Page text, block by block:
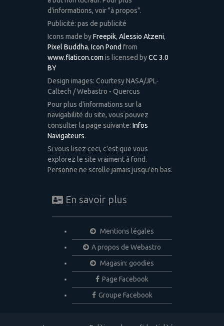
d'informations, voir "à propos".
Publicité: pas de publicité
Icons made byFreepik, Alessio Atzeni,
Pixel Buddha, Icon Pond from
www.flaticon.com is licensed byCC 3.0
BY
Design images: Courtesy NASA/JPL-
Caltech / Webastro - Quercus
Pour plus d'informations sur la
navigabilité du site, vous pouvez
consulter la page suivante: Infos
Navigateurs.
Si vous lisez ceci, c'est que vous
explorez le site vraiment à fond.
Personne ne scrolle jamais jusqu'en bas.
En savoir plus
Mentions légales
A propos de Webastro
Magasin: goodies
Page Facebook
Groupe Facebook